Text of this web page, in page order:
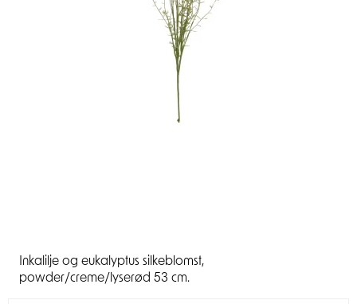
Inkalilje og eukalyptus silkeblomst,
powder/creme/lyserød 53 cm.